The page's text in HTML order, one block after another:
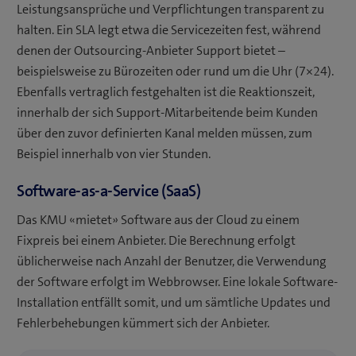
Leistungsansprüche und Verpflichtungen transparent zu
halten. Ein SLA legt etwa die Servicezeiten fest, während
denen der Outsourcing-Anbieter Support bietet –
beispielsweise zu Bürozeiten oder rund um die Uhr (7×24).
Ebenfalls vertraglich festgehalten ist die Reaktionszeit,
innerhalb der sich Support-Mitarbeitende beim Kunden
über den zuvor definierten Kanal melden müssen, zum
Beispiel innerhalb von vier Stunden.
Software-as-a-Service (SaaS)
Das KMU «mietet» Software aus der Cloud zu einem
Fixpreis bei einem Anbieter. Die Berechnung erfolgt
üblicherweise nach Anzahl der Benutzer, die Verwendung
der Software erfolgt im Webbrowser. Eine lokale Software-
Installation entfällt somit, und um sämtliche Updates und
Fehlerbehebungen kümmert sich der Anbieter.